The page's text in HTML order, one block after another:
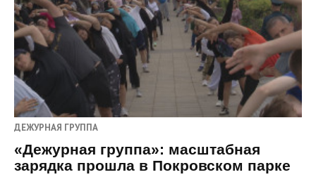
ДЕЖУРНАЯ ГРУППА
«Дежурная группа»: масштабная
зарядка прошла в Покровском парке